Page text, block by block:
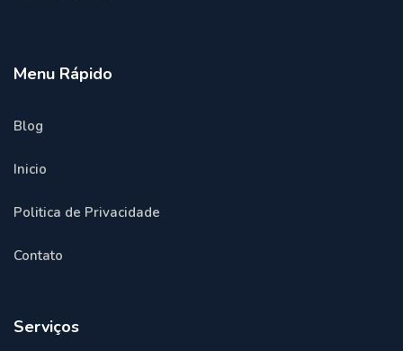
Menu Rápido
Blog
Inicio
Politica de Privacidade
Contato
Serviços